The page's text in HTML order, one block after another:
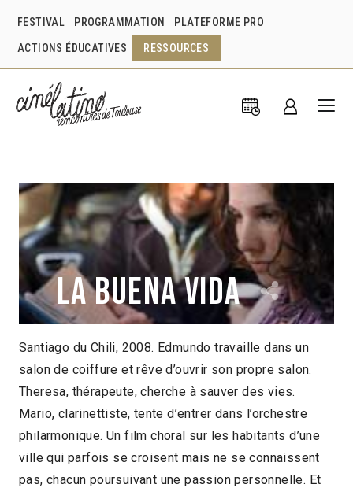
FESTIVAL PROGRAMMATION PLATEFORME PRO
ACTIONS ÉDUCATIVES RESSOURCES
La buena vida
Andrés Wood Chili 2009
1h38
2010 > Panorama de la fiction récente
Santiago du Chili, 2008. Edmundo travaille dans un
salon de coiffure et rêve d’ouvrir son propre salon.
Theresa, thérapeute, cherche à sauver des vies.
Mario, clarinettiste, tente d’entrer dans l’orchestre
philarmonique. Un film choral sur les habitants d’une
ville qui parfois se croisent mais ne se connaissent
pas, chacun poursuivant une passion personnelle. Et